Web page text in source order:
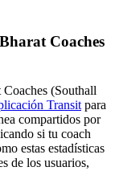
Coaches
(Southall
Transit para
compartidos por
si tu coach
estas estadísticas
de los usuarios,